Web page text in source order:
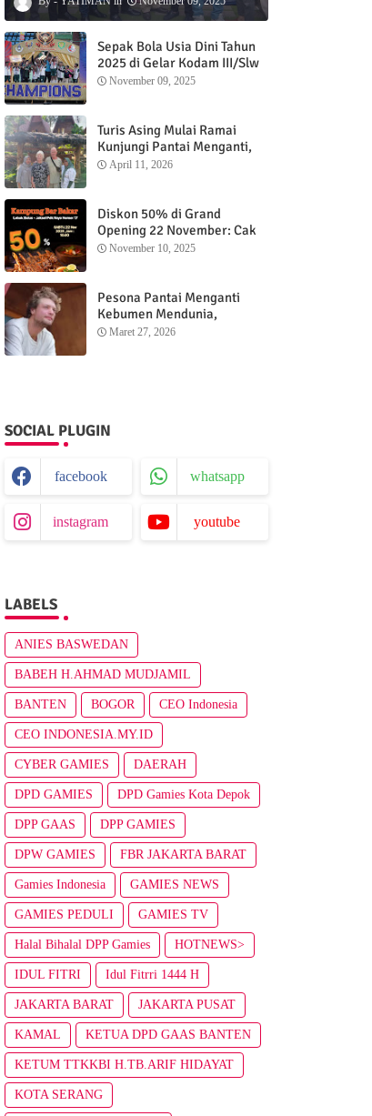
Sepak Bola Usia Dini Tahun
2025 di Gelar Kodam III/Slw
November 09, 2025
Turis Asing Mulai Ramai
Kunjungi Pantai Menganti,
Nikmati Sunrise dan Sunset
April 11, 2026
Diskon 50% di Grand
Opening 22 November: Cak
Ofi Hadirkan Balungan Bakar
November 10, 2025
Pesona Pantai Menganti
Kebumen Mendunia,
Wisatawan Mancanegara
Maret 27, 2026
SOCIAL PLUGIN
facebook whatsapp
instagram youtube
LABELS
ANIES BASWEDAN
BABEH H.AHMAD MUDJAMIL
BANTEN BOGOR CEO Indonesia
CEO INDONESIA.MY.ID
CYBER GAMIES DAERAH
DPD GAMIES DPD Gamies Kota Depok
DPP GAAS DPP GAMIES
DPW GAMIES FBR JAKARTA BARAT
Gamies Indonesia GAMIES NEWS
GAMIES PEDULI GAMIES TV
Halal Bihalal DPP Gamies HOTNEWS>
IDUL FITRI Idul Fitrri 1444 H
JAKARTA BARAT JAKARTA PUSAT
KAMAL KETUA DPD GAAS BANTEN
KETUM TTKKBI H.TB.ARIF HIDAYAT
KOTA SERANG